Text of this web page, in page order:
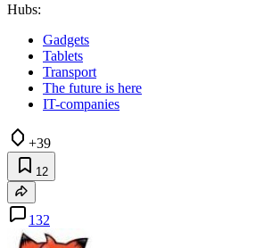
Hubs:
Gadgets
Tablets
Transport
The future is here
IT-companies
+39
12
132